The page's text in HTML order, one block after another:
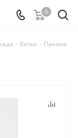
0
- Кепки - Панама